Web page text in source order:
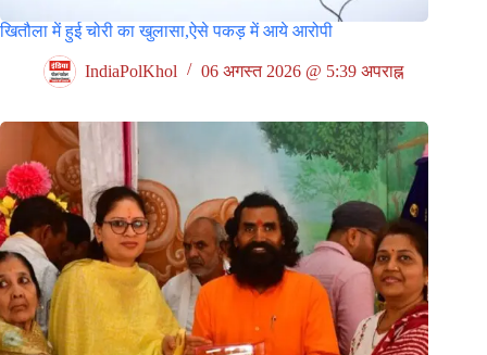
खितौला में हुई चोरी का खुलासा,ऐसे पकड़ में आये आरोपी
IndiaPolKhol 06 अगस्त 2026 @ 5:39 अपराह्न